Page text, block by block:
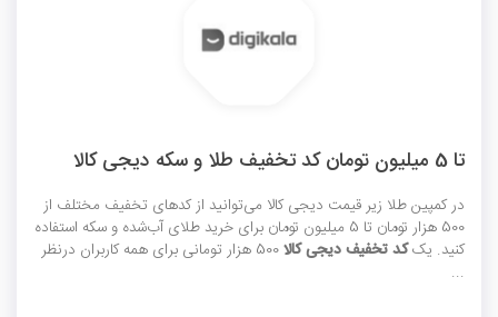
تا 5 میلیون تومان کد تخفیف طلا و سکه دیجی کالا
در کمپین طلا زیر قیمت دیجی کالا می‌توانید از کدهای تخفیف مختلف از
500 هزار تومان تا 5 میلیون تومان برای خرید طلای آب‌شده و سکه استفاده
کنید. یککد تخفیف دیجی کالا
500 هزار تومانی برای همه کاربران درنظر
...